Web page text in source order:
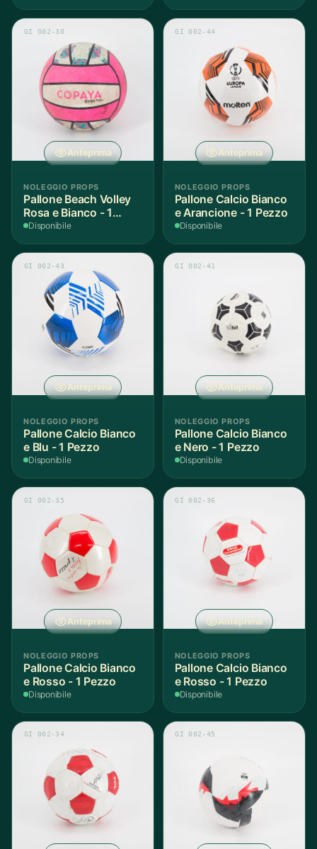
Anteprima
GI 002-30
NOLEGGIO PROPS
Pallone Beach Volley
Rosa e Bianco - 1
Pezzo
Disponibile
Anteprima
GI 002-44
NOLEGGIO PROPS
Pallone Calcio Bianco
e Arancione - 1 Pezzo
Disponibile
Anteprima
GI 002-43
NOLEGGIO PROPS
Pallone Calcio Bianco
e Blu - 1 Pezzo
Disponibile
Anteprima
GI 002-41
NOLEGGIO PROPS
Pallone Calcio Bianco
e Nero - 1 Pezzo
Disponibile
Anteprima
GI 002-35
NOLEGGIO PROPS
Pallone Calcio Bianco
e Rosso - 1 Pezzo
Disponibile
Anteprima
GI 002-36
NOLEGGIO PROPS
Pallone Calcio Bianco
e Rosso - 1 Pezzo
Disponibile
GI 002-34 GI 002-45